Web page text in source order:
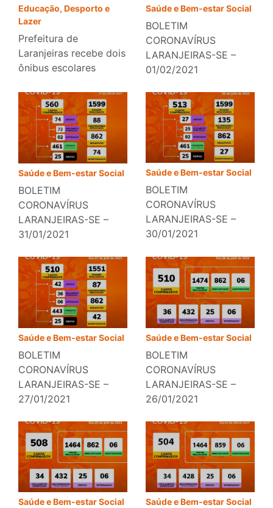
Educação, Desporto e
Lazer
Prefeitura de
Laranjeiras recebe dois
ônibus escolares
Saúde e Bem-estar Social
BOLETIM
CORONAVÍRUS
LARANJEIRAS-SE –
01/02/2021
Saúde e Bem-estar Social
BOLETIM
CORONAVÍRUS
LARANJEIRAS-SE –
31/01/2021
Saúde e Bem-estar Social
BOLETIM
CORONAVÍRUS
LARANJEIRAS-SE –
30/01/2021
Saúde e Bem-estar Social
BOLETIM
CORONAVÍRUS
LARANJEIRAS-SE –
27/01/2021
Saúde e Bem-estar Social
BOLETIM
CORONAVÍRUS
LARANJEIRAS-SE –
26/01/2021
Saúde e Bem-estar Social Saúde e Bem-estar Social